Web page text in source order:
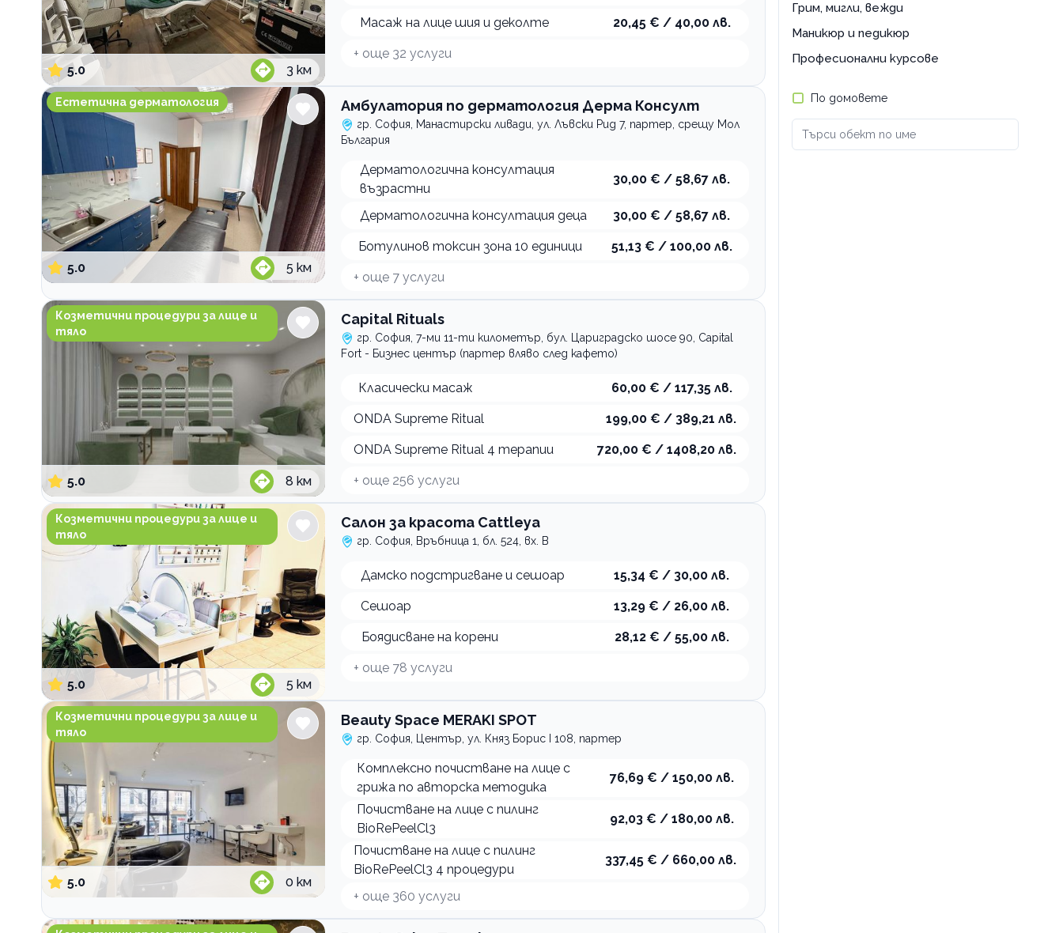
5.0 3 км
Масаж на лице шия и деколте 20,45 € / 40,00 лв.
+ още 32 услуги
Амбулатория по дерматология Дерма Консулт
Естетична дерматология
5.0 5 км
Амбулатория по дерматология Дерма Консулт
гр. София, Манастирски ливади, ул. Лъвски Рид 7, партер, срещу Мол
България
Дерматологична консултация
възрастни
30,00 € / 58,67 лв.
Дерматологична консултация деца 30,00 € / 58,67 лв.
Ботулинов токсин зона 10 единици 51,13 € / 100,00 лв.
+ още 7 услуги
Capital Rituals
Козметични процедури за лице и
тяло
5.0 8 км
Capital Rituals
гр. София, 7-ми 11-ти километър, бул. Цариградско шосе 90, Capital
Fort - Бизнес център (партер вляво след кафето)
Класически масаж 60,00 € / 117,35 лв.
ONDA Supreme Ritual 199,00 € / 389,21 лв.
ONDA Supreme Ritual 4 терапии 720,00 € / 1408,20 лв.
+ още 256 услуги
Салон за красота Cattleya
Козметични процедури за лице и
тяло
5.0 5 км
Салон за красота Cattleya
гр. София, Връбница 1, бл. 524, вх. В
Дамско подстригване и сешоар 15,34 € / 30,00 лв.
Сешоар 13,29 € / 26,00 лв.
Боядисване на корени 28,12 € / 55,00 лв.
+ още 78 услуги
Beauty Space MERAKI SPOT
Козметични процедури за лице и
тяло
5.0 0 км
Beauty Space MERAKI SPOT
гр. София, Център, ул. Княз Борис I 108, партер
Комплексно почистване на лице с
грижа по авторска методика
76,69 € / 150,00 лв.
Почистване на лице с пилинг
BioRePeelCl3
92,03 € / 180,00 лв.
Почистване на лице с пилинг
BioRePeelCl3 4 процедури
337,45 € / 660,00 лв.
+ още 360 услуги
Beauty Salon Tesori
Грим, мигли, вежди
Маникюр и педикюр
Професионални курсове
По домовете